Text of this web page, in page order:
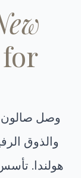
for
وصل صالون
والذوق
هولندا.